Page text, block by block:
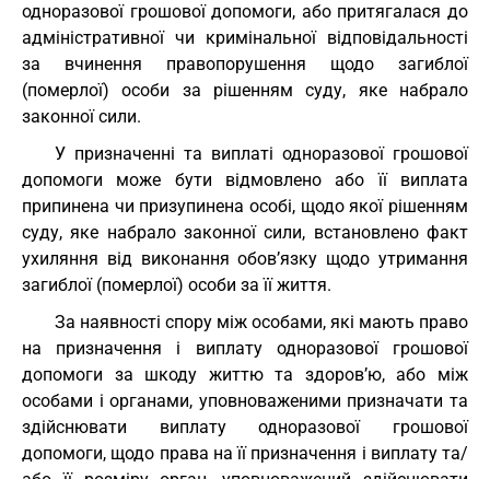
одноразової грошової допомоги, або притягалася до
адміністративної чи кримінальної відповідальності
за вчинення правопорушення щодо загиблої
(померлої) особи за рішенням суду, яке набрало
законної сили.
У призначенні та виплаті одноразової грошової
допомоги може бути відмовлено або її виплата
припинена чи призупинена особі, щодо якої рішенням
суду, яке набрало законної сили, встановлено факт
ухиляння від виконання обов’язку щодо утримання
загиблої (померлої) особи за її життя.
За наявності спору між особами, які мають право
на призначення і виплату одноразової грошової
допомоги за шкоду життю та здоров’ю, або між
особами і органами, уповноваженими призначати та
здійснювати виплату одноразової грошової
допомоги, щодо права на її призначення і виплату та/